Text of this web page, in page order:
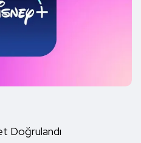
Doğrulandı